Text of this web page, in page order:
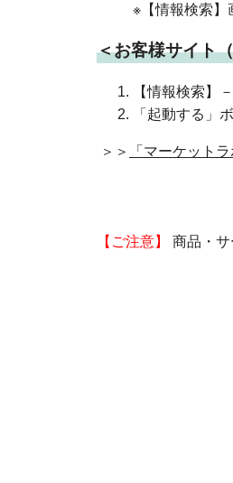
※【情報検索】
＜お客様サイト
【情報検索】
「起動する」
＞＞ 「マーケット
【ご注意】 商品・サ